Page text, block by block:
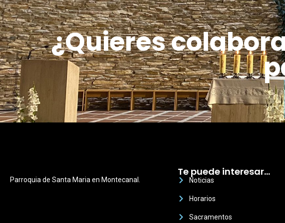
¿Quieres
Parroquia de Santa Maria en Montecanal.
Te puede interesar…
Noticias
Horarios
Sacramentos